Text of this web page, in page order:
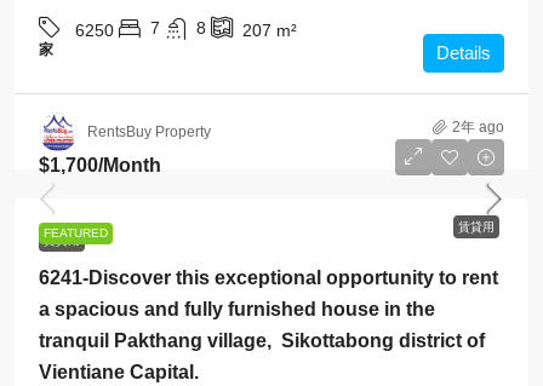
6250 7 8 207 m²
家 Details
RentsBuy Property 2年 ago
FEATURED 賃貸用
$1,700/Month
賃貸用
6241-Discover this exceptional opportunity to rent
a spacious and fully furnished house in the
tranquil Pakthang village, Sikottabong district of
Vientiane Capital.